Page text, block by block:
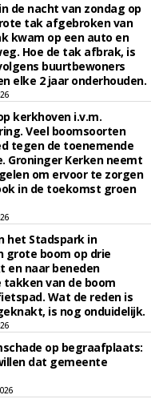
de nacht van zondag op
tak afgebroken van
kwam op een auto en
Hoe de tak afbrak, is
buurtbewoners
elke 2 jaar onderhouden.
kerkhoven i.v.m.
Veel boomsoorten
tegen de toenemende
Groninger Kerken neemt
om ervoor te zorgen
in de toekomst groen
het Stadspark in
grote boom op drie
en naar beneden
van de boom
Wat de reden is
is nog onduidelijk.
op begraafplaats:
dat gemeente